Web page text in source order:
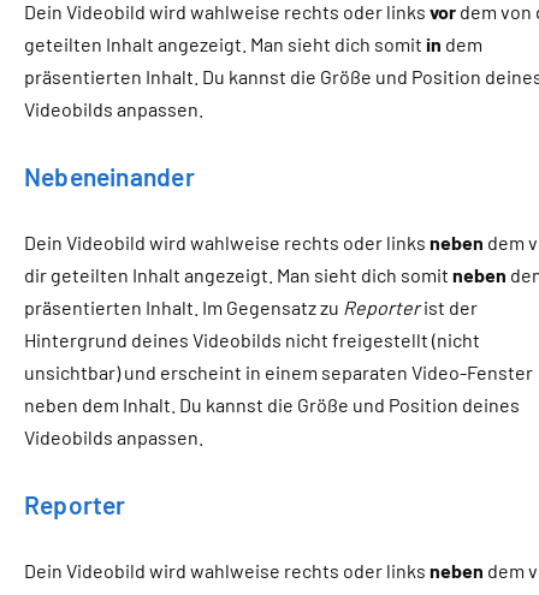
Dein Videobild wird wahlweise rechts oder links vor dem von
geteilten Inhalt angezeigt. Man sieht dich somit in dem
präsentierten Inhalt. Du kannst die Größe und Position
Videobilds anpassen.
Nebeneinander
Dein Videobild wird wahlweise rechts oder links neben dem
dir geteilten Inhalt angezeigt. Man sieht dich somit neben
präsentierten Inhalt. Im Gegensatz zu Reporterist der
Hintergrund deines Videobilds nicht freigestellt (nicht
unsichtbar) und erscheint in einem separaten Video-Fenster
neben dem Inhalt. Du kannst die Größe und Position deines
Videobilds anpassen.
Reporter
Dein Videobild wird wahlweise rechts oder links neben dem